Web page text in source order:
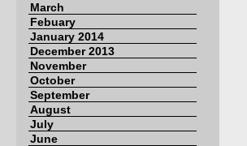
March
Febuary
January 2014
December 2013
November
October
September
August
July
June